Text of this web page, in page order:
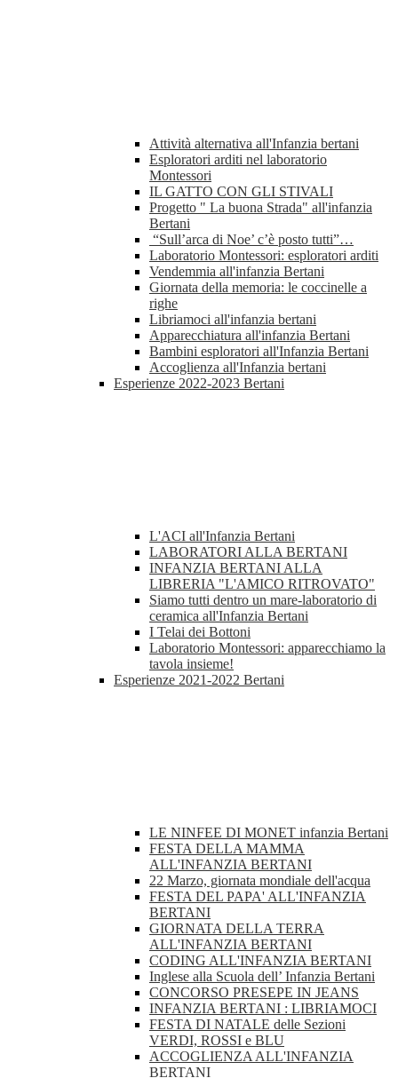
Attività alternativa all'Infanzia bertani
Esploratori arditi nel laboratorio
Montessori
IL GATTO CON GLI STIVALI
Progetto " La buona Strada" all'infanzia
Bertani
“Sull’arca di Noe’ c’è posto tutti”…
Laboratorio Montessori: esploratori arditi
Vendemmia all'infanzia Bertani
Giornata della memoria: le coccinelle a
righe
Libriamoci all'infanzia bertani
Apparecchiatura all'infanzia Bertani
Bambini esploratori all'Infanzia Bertani
Accoglienza all'Infanzia bertani
Esperienze 2022-2023 Bertani
L'ACI all'Infanzia Bertani
LABORATORI ALLA BERTANI
INFANZIA BERTANI ALLA
LIBRERIA "L'AMICO RITROVATO"
Siamo tutti dentro un mare-laboratorio di
ceramica all'Infanzia Bertani
I Telai dei Bottoni
Laboratorio Montessori: apparecchiamo la
tavola insieme!
Esperienze 2021-2022 Bertani
LE NINFEE DI MONET infanzia Bertani
FESTA DELLA MAMMA
ALL'INFANZIA BERTANI
22 Marzo, giornata mondiale dell'acqua
FESTA DEL PAPA' ALL'INFANZIA
BERTANI
GIORNATA DELLA TERRA
ALL'INFANZIA BERTANI
CODING ALL'INFANZIA BERTANI
Inglese alla Scuola dell’ Infanzia Bertani
CONCORSO PRESEPE IN JEANS
INFANZIA BERTANI : LIBRIAMOCI
FESTA DI NATALE delle Sezioni
VERDI, ROSSI e BLU
ACCOGLIENZA ALL'INFANZIA
BERTANI